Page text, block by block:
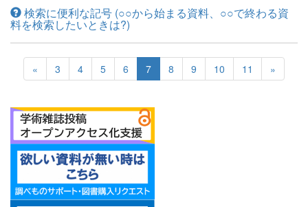
検索に便利な記号 (○○から始まる資料、○○で終わる資
料を検索したいときは?)
« 3 4 5 6 7 8 9 10 11 »